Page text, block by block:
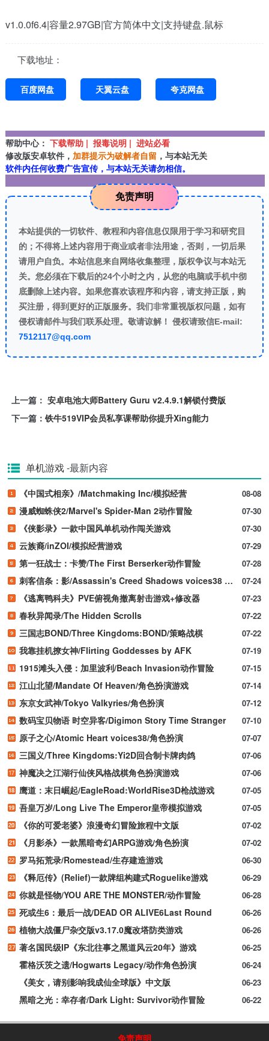
v1.0.0f6.4|容量2.97GB|官方简体中文|支持键盘.鼠标
下载地址：
百度网盘 天翼云盘 夸克网盘
帮助中心： 下载帮助 | 报毒说明 | 进站必看
修改版安卓软件， 加群提示为破解者自留 ，与本站无关
软件内任何收费广告宣传，与本站无关请勿相信。
免责声明
本站提供的一切软件、教程和内容信息仅限用于学习和研究目
的；不得将上述内容用于商业或者非法用途，否则，一切后果
请用户自负。本站信息来自网络收集整理，版权争议与本站无
关。您必须在下载后的24个小时之内，从您的电脑或手机中彻
底删除上述内容。如果您喜欢该程序和内容，请支持正版，购
买注册，得到更好的正版服务。我们非常重视版权问题，如有
侵权请邮件与我们联系处理。敬请谅解！ 侵权请致信E-mail:
7512117@qq.com
上一篇： 安卓电池大师Battery Guru v2.4.9.1解锁付费版
下一篇： 铁牛519VIP会员私享课帮助你提升Xing能力
单机游戏-最新内容
08-08
《中国式相亲》/Matchmaking Inc/模拟经营
07-30
漫威蜘蛛侠2/Marvel's Spider-Man 2动作冒险
07-30
《侠影录》一款中国风单机动作闯关游戏
07-29
云族裔/inZOI/模拟经营游戏
07-28
第一狂战士：卡赞/The First Berserker动作冒险
07-24
刺客信条：影/Assassin's Creed Shadows voices38 新游发布
07-23
《逃离鸭科夫》PVE俯视角撤离射击游戏+修改器
07-22
春秋异闻录/The Hidden Scrolls
07-22
三国志BOND/Three Kingdoms:BOND/策略战棋
07-19
我靠挂机撩女神/Flirting Goddesses by AFK
07-15
1915滩头入侵：加里波利/Beach Invasion动作冒险
07-14
江山北望/Mandate Of Heaven/角色扮演游戏
07-12
东京女武神/Tokyo Valkyries/角色扮演
07-10
数码宝贝物语 时空异客/Digimon Story Time Stranger
07-07
原子之心/Atomic Heart voices38/角色扮演
07-06
三国义/Three Kingdoms:Yi2D回合制卡牌肉鸽
07-06
神魔决之江湖行仙侠风格战棋角色扮演游戏
07-05
鹰道：末日崛起/EagleRoad:WorldRise3D枪战游戏
07-05
吾皇万岁/Long Live The Emperor皇帝模拟游戏
07-02
《你的可爱老婆》浪漫奇幻冒险旅程中文版
07-02
《月影杀》一款黑暗奇幻ARPG游戏/角色扮演
06-30
罗马拓荒录/Romestead/生存建造游戏
06-29
《释厄传》(Relief)一款牌组构建式Roguelike游戏
06-28
你就是怪物/YOU ARE THE MONSTER/动作冒险
06-26
死或生6：最后一战/DEAD OR ALIVE6Last Round
06-26
植物大战僵尸杂交版v3.17.0魔改塔防类游戏
06-25
著名国民级IP《东北往事之黑道风云20年》游戏
06-24
霍格沃茨之遗/Hogwarts Legacy/动作角色扮演
06-23
《美女，请别影响我成仙全球版》中文版
06-22
黑暗之光：幸存者/Dark Light: Survivor动作冒险
免责声明